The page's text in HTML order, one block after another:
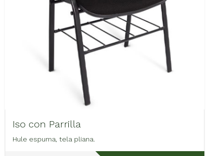
Iso con Parrilla
Hule espuma, tela pliana.